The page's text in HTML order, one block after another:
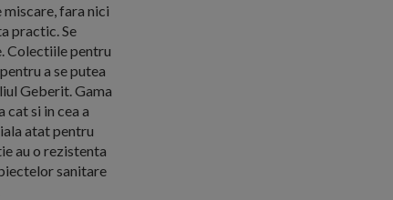
fara nici
practic. Se
Colectiile pentru
a se putea
Geberit. Gama
si in cea a
atat pentru
au o rezistenta
sanitare